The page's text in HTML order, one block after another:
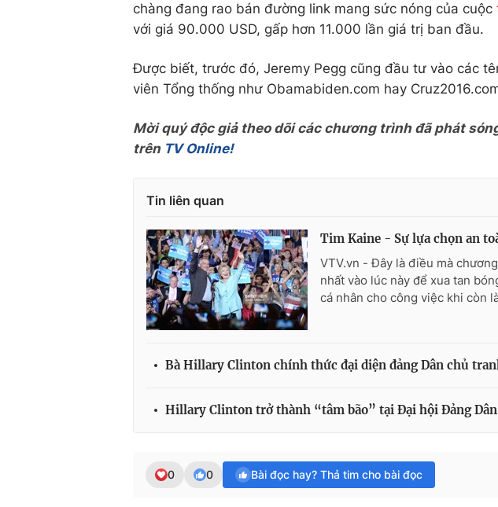
chàng đang rao bán đường link mang sức nóng của cuộc
với giá 90.000 USD, gấp hơn 11.000 lần giá trị ban đầu.
Được biết, trước đó, Jeremy Pegg cũng đầu tư vào các
viên Tổng thống như Obamabiden.com hay
Mời quý độc giả theo dõi các chương trình đã phát
trên TV Online!
Tin liên quan
Tim Kaine - Sự lựa chọn an
VTV.vn - Đây là điều mà
nhất vào lúc này để xua tan
cá nhân cho công việc khi còn
Bà Hillary Clinton chính thức đại diện đảng Dân chủ
Hillary Clinton trở thành “tâm bão” tại Đại hội Đảng
0 0 Bài đọc hay? Thả tim cho bài đọc